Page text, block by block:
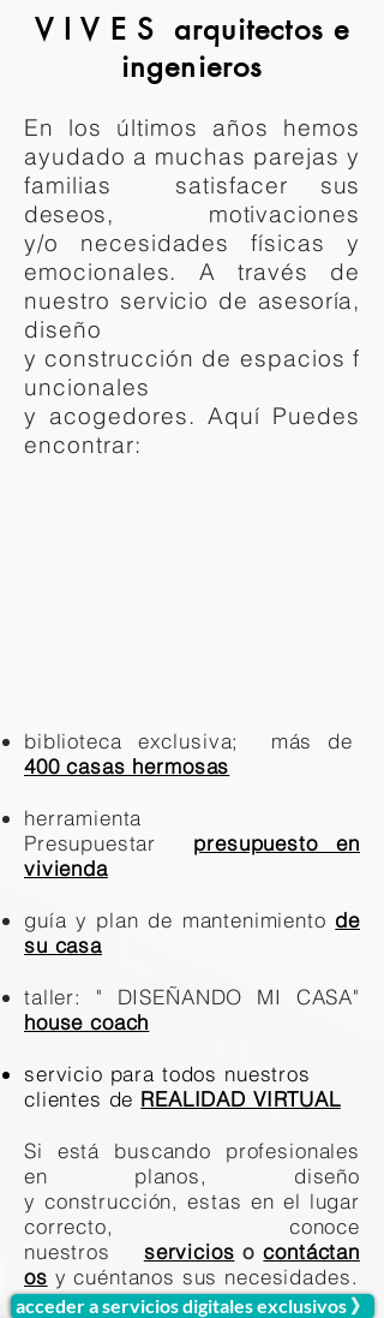
V I V E S arquitectos e
ingenieros
En los últimos años hemos
ayudado a muchas parejas y
familias satisfacer sus
deseos, motivaciones
y/o necesidades físicas y
emocionales. A través de
nuestro servicio de asesoría,
diseño
y construcción de espacios f
uncionales
y acogedores. Aquí Puedes
encontrar:
biblioteca exclusiva; más de
400 casas hermosas
herramienta
Presupuestar presupuesto en
vivienda
guía y plan de mantenimiento de
su casa
taller: " DISEÑANDO MI CASA"
house coach
servicio para todos nuestros
clientes de REALIDAD VIRTUAL
Si está buscando profesionales
en planos, diseño
y construcción, estas en el lugar
correcto, conoce
nuestros servicios ocontáctan
os y cuéntanos sus necesidades.
acceder a servicios digitales exclusivos 》